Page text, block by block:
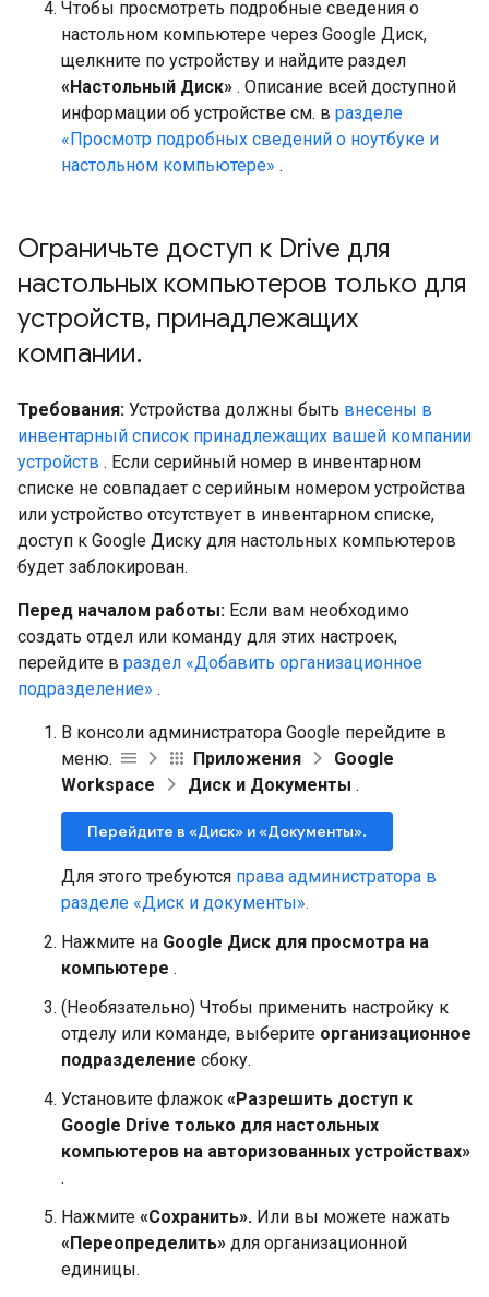
Чтобы просмотреть подробные сведения о
настольном компьютере через Google Диск,
щелкните по устройству и найдите раздел
«Настольный Диск» . Описание всей доступной
информации об устройстве см. в разделе
«Просмотр подробных сведений о ноутбуке и
настольном компьютере» .
Ограничьте доступ к Drive для
настольных компьютеров только для
устройств, принадлежащих
компании.
Требования: Устройства должны быть внесены в
инвентарный список принадлежащих вашей компании
устройств . Если серийный номер в инвентарном
списке не совпадает с серийным номером устройства
или устройство отсутствует в инвентарном списке,
доступ к Google Диску для настольных компьютеров
будет заблокирован.
Перед началом работы: Если вам необходимо
создать отдел или команду для этих настроек,
перейдите в раздел «Добавить организационное
подразделение» .
В консоли администратора Google перейдите в
меню.
Приложения
Google
Workspace
Диск и Документы .
Перейдите в «Диск» и «Документы».
Для этого требуются права администратора в
разделе «Диск и документы».
Нажмите на Google Диск для просмотра на
компьютере .
(Необязательно) Чтобы применить настройку к
отделу или команде, выберите организационное
подразделение сбоку.
Установите флажок «Разрешить доступ к
Google Drive только для настольных
компьютеров на авторизованных устройствах»
.
Нажмите «Сохранить». Или вы можете нажать
«Переопределить» для организационной
единицы.